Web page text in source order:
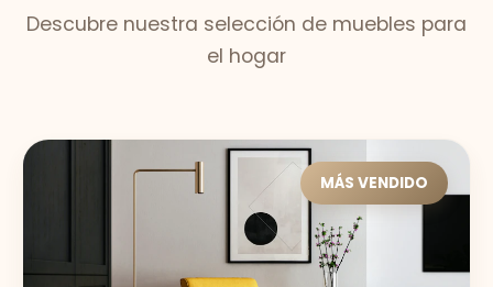
Descubre nuestra selección de muebles para
el hogar
MÁS VENDIDO